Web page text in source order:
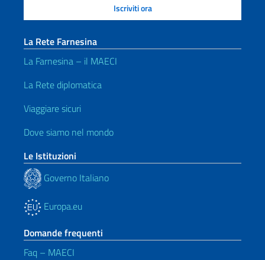
La Rete Farnesina
La Farnesina – il MAECI
La Rete diplomatica
Viaggiare sicuri
Dove siamo nel mondo
Le Istituzioni
Governo Italiano
Europa.eu
Domande frequenti
Faq – MAECI